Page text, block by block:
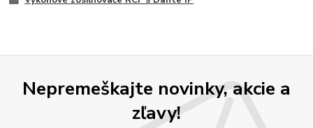
Nepremeškajte novinky, akcie a
zľavy!